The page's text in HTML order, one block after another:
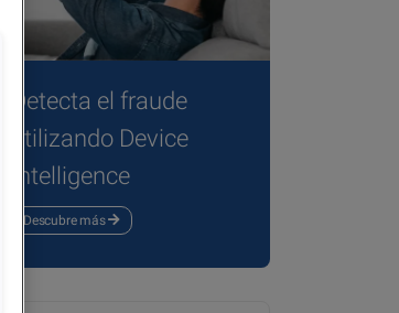
Detecta el fraude
utilizando Device
Intelligence
Descubre más